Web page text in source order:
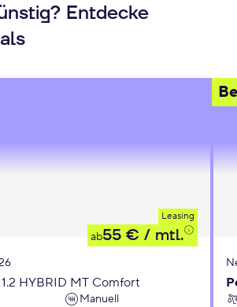
Entdecke
Leasing
ab55 € / mtl.
1.2 HYBRID MT Comfort
Manuell